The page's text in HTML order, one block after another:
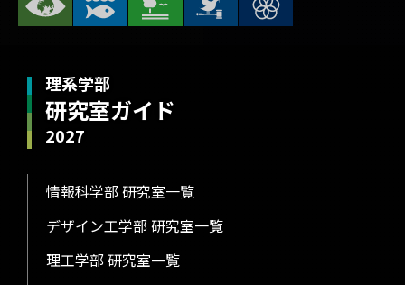
理系学部
研究室ガイド
2027
情報科学部 研究室一覧
デザイン工学部 研究室一覧
理工学部 研究室一覧